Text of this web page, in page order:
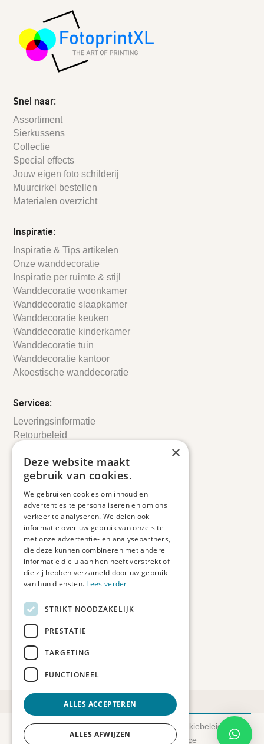
Snel naar:
Assortiment
Sierkussens
Collectie
Special effects
Jouw eigen foto schilderij
Muurcirkel bestellen
Materialen overzicht
Inspiratie:
Inspiratie & Tips artikelen
Onze wanddecoratie
Inspiratie per ruimte & stijl
Wanddecoratie woonkamer
Wanddecoratie slaapkamer
Wanddecoratie keuken
Wanddecoratie kinderkamer
Wanddecoratie tuin
Wanddecoratie kantoor
Akoestische wanddecoratie
Services:
Leveringsinformatie
Retourbeleid
Informatie
Maatwerk
Veelgestelde vragen
Duurzaam ondernemen
Contact informatie
Etienne de Pinedaweg 34
3711 CH, Austerlitz
Nederland
info@fotoprintxl.nl
0343 78 58 00
KVK: 81960263
BTW: NL002708709B23
© 2026 FotoprintXL.nl-Privacyverklaring -Cookiebeleid
Disclaimer
- Gemaakt door:SyncSilo Ecommerce
×
Deze website maakt
gebruik van cookies.
We gebruiken cookies om inhoud en
advertenties te personaliseren en om ons
verkeer te analyseren. We delen ook
informatie over uw gebruik van onze site
met onze advertentie- en analysepartners,
die deze kunnen combineren met andere
informatie die u aan hen heeft verstrekt of
die zij hebben verzameld door uw gebruik
van hun diensten. Lees verder
STRIKT NOODZAKELIJK
PRESTATIE
TARGETING
FUNCTIONEEL
ALLES ACCEPTEREN
ALLES AFWIJZEN